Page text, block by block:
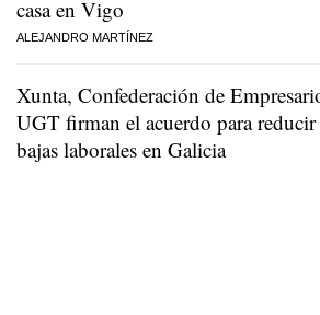
casa en Vigo
ALEJANDRO MARTÍNEZ
Xunta, Confederación de
UGT firman el acuerdo para reducir
bajas laborales en Galicia